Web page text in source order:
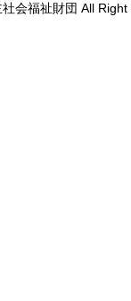
会福祉財団 All